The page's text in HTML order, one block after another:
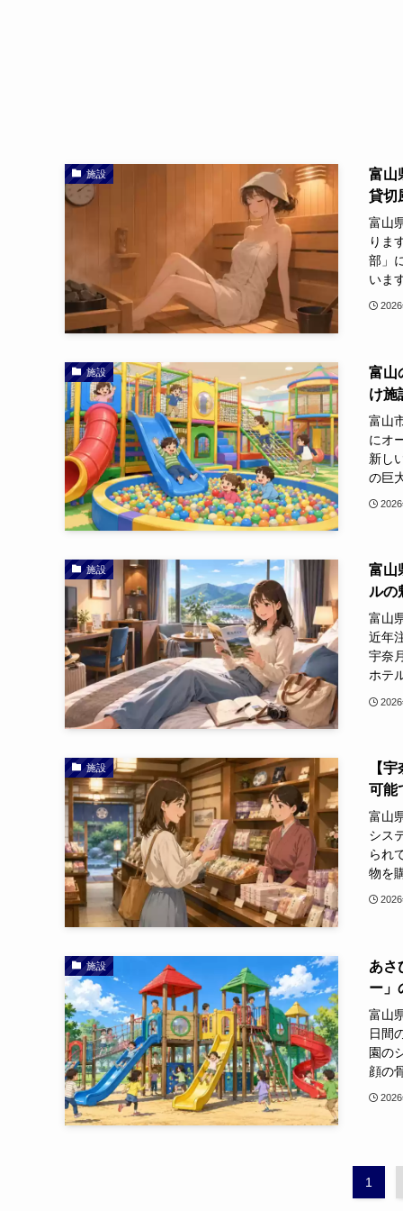
施設
富山
貸切
富山
りま
部」
いま
施設
富山
け施
富山
にオ
新し
の巨
施設
富山
ルの
富山
近年
宇奈
ホテ
施設
【
可能
富山
シス
られ
物を
施設
あさ
ー」
富山
日間
園の
顔の
1